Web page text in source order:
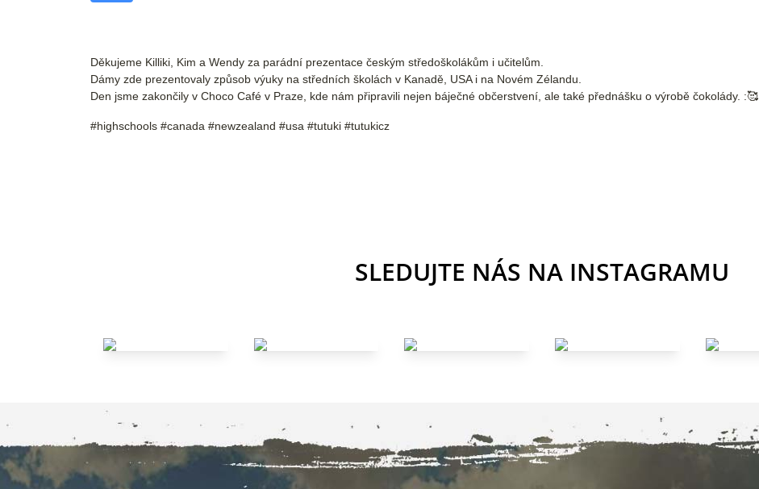
Děkujeme Killiki, Kim a Wendy za parádní prezentace českým středoškolákům i učitelům.
Dámy zde prezentovaly způsob výuky na středních školách v Kanadě, USA i na Novém Zélandu.
Den jsme zakončily v Choco Café v Praze, kde nám připravili nejen báječné občerstvení, ale také přednášku o výrobě čokolády. :🥰
#highschools #canada #newzealand #usa #tutuki #tutukicz
SLEDUJTE NÁS NA INSTAGRAMU